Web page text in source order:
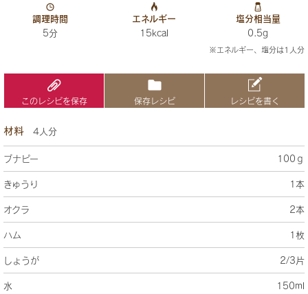
調理時間
5分
エネルギー
15kcal
塩分相当量
0.5g
※エネルギー、塩分は1人分
このレシピを保存 保存レシピ レシピを書く
材料 4人分
ブナピー 100ｇ
きゅうり 1本
オクラ 2本
ハム 1枚
しょうが 2/3片
水 150ml